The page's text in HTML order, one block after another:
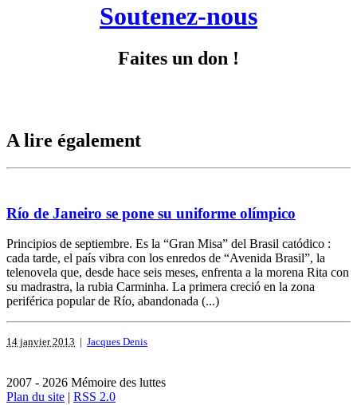
Soutenez-nous
Faites un don !
A lire également
Río de Janeiro se pone su uniforme olímpico
Principios de septiembre. Es la “Gran Misa” del Brasil catódico :
cada tarde, el país vibra con los enredos de “Avenida Brasil”, la
telenovela que, desde hace seis meses, enfrenta a la morena Rita con
su madrastra, la rubia Carminha. La primera creció en la zona
periférica popular de Río, abandonada (...)
14 janvier 2013 | Jacques Denis
2007 - 2026 Mémoire des luttes
Plan du site | RSS 2.0